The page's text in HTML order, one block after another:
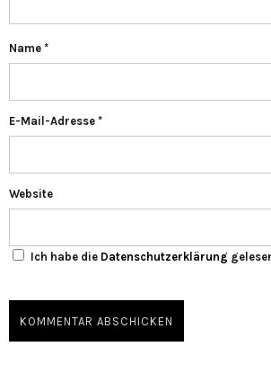
Name *
E-Mail-Adresse *
Website
Ich habe die Datenschutzerklärung